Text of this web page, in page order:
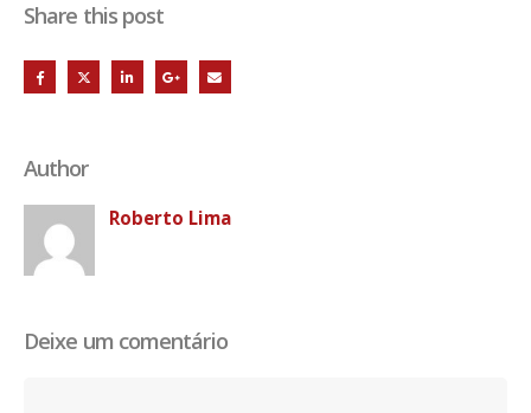
Share this post
Author
Roberto Lima
Deixe um comentário